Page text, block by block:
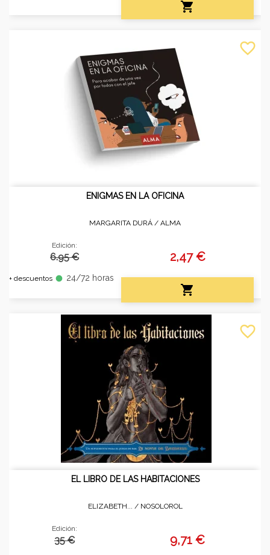

ENIGMAS EN LA OFICINA
MARGARITA DURÁ / ALMA
Edición:
6.95 €
+ descuentos fiber_manual_record 24/72 horas
2,47 €

favorite_border
EL LIBRO DE LAS HABITACIONES
ELIZABETH... / NOSOLOROL
Edición:
35 € 9,71 €
favorite_border